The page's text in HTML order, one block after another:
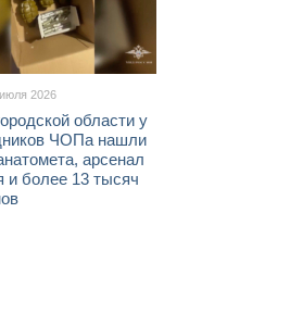
2026
области у
ЧОПа нашли
арсенал
и более 13 тысяч